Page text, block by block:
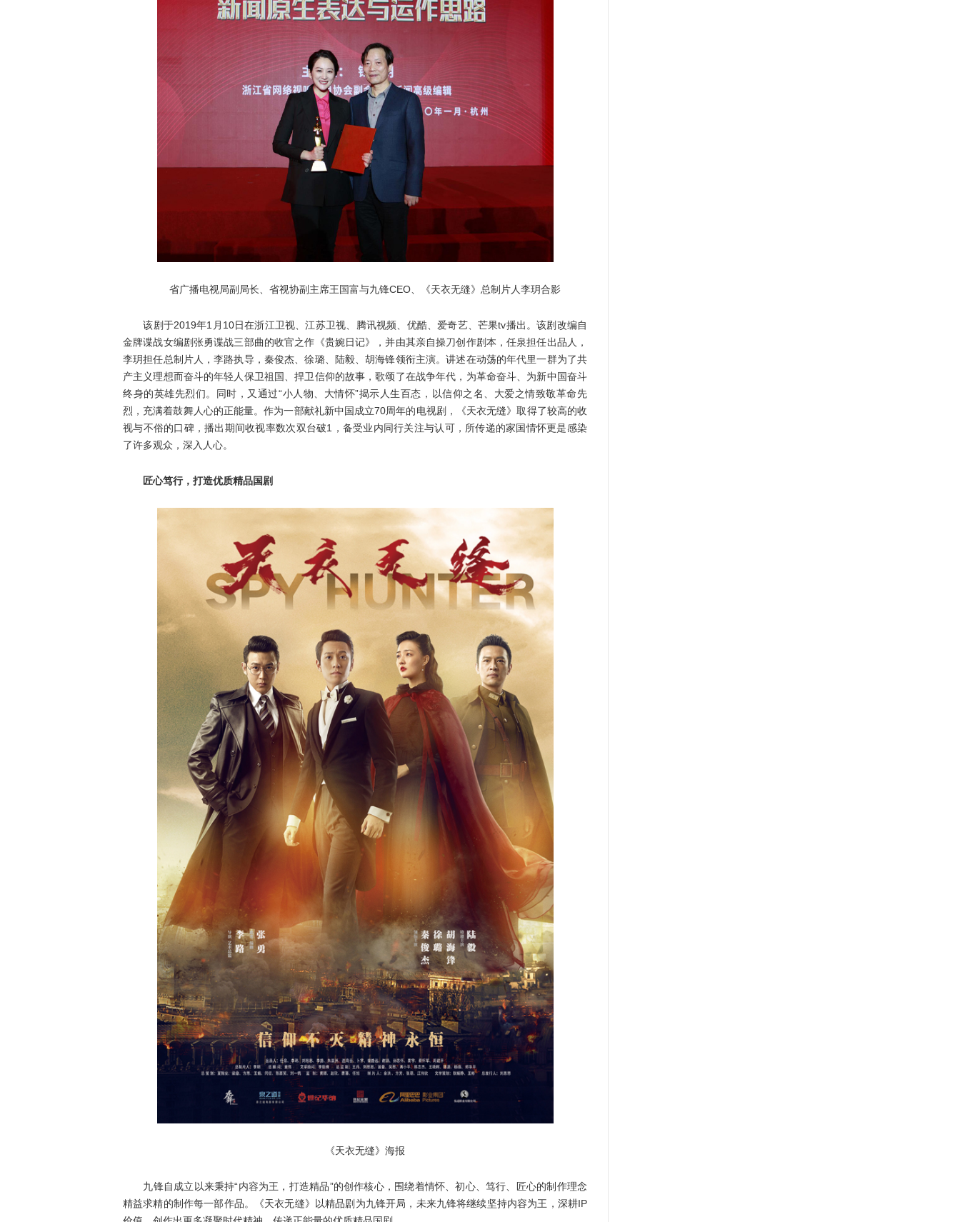
省广播电视局副局长、省视协副主席王国富与九锋CEO、《天衣无缝》总制片人李玥合影
该剧于2019年1月10日在浙江卫视、江苏卫视、腾讯视频、优酷、爱奇艺、芒果tv播出。该剧改编自
金牌谍战女编剧张勇谍战三部曲的收官之作《贵婉日记》，并由其亲自操刀创作剧本，任泉担任出品人，
李玥担任总制片人，李路执导，秦俊杰、徐璐、陆毅、胡海锋领衔主演。讲述在动荡的年代里一群为了共
产主义理想而奋斗的年轻人保卫祖国、捍卫信仰的故事，歌颂了在战争年代，为革命奋斗、为新中国奋斗
终身的英雄先烈们。同时，又通过“小人物、大情怀”揭示人生百态，以信仰之名、大爱之情致敬革命先
烈，充满着鼓舞人心的正能量。作为一部献礼新中国成立70周年的电视剧，《天衣无缝》取得了较高的收
视与不俗的口碑，播出期间收视率数次双台破1，备受业内同行关注与认可，所传递的家国情怀更是感染
了许多观众，深入人心。
匠心笃行，打造优质精品国剧
《天衣无缝》海报
九锋自成立以来秉持“内容为王，打造精品”的创作核心，围绕着情怀、初心、笃行、匠心的制作理念
精益求精的制作每一部作品。《天衣无缝》以精品剧为九锋开局，未来九锋将继续坚持内容为王，深耕IP